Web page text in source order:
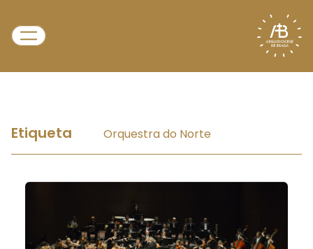
Etiqueta Orquestra do Norte